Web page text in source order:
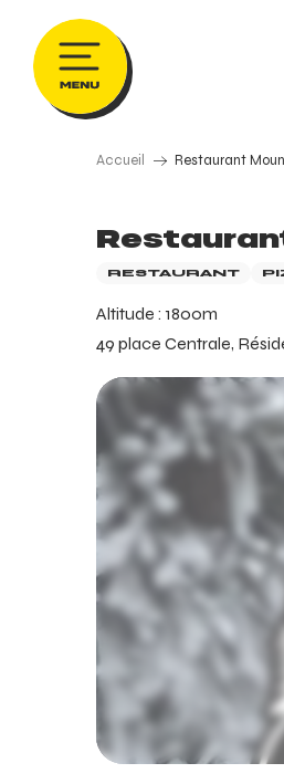
contenu
principal
Accueil Restaurant
RESTAURANT
Altitude : 1800m
49 place Centrale,